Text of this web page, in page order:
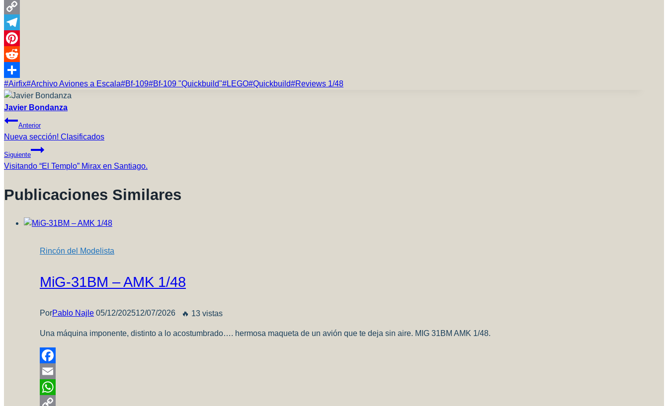
WhatsApp
Copy
Link
Telegram
Pinterest
Reddit
Compartir
Etiquetas
de
la
entrada:
#Airfix#Archivo Aviones a Escala#Bf-109#Bf-109 "Quickbuild"#LEGO#Quickbuild#Reviews 1/48
Javier Bondanza
Navegación
De
Entradas
Anterior
Nueva sección! Clasificados
Siguiente
Visitando “El Templo” Mirax en Santiago.
Publicaciones Similares
Rincón del Modelista
MiG-31BM – AMK 1/48
PorPablo Najle 05/12/202512/07/2026 🔥 13 vistas
Una máquina imponente, distinto a lo acostumbrado…. hermosa maqueta de un avión que te deja sin aire. MIG 31BM AMK 1/48.
Facebook
Email
WhatsApp